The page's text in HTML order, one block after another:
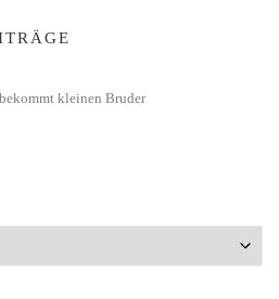
kleinen Bruder